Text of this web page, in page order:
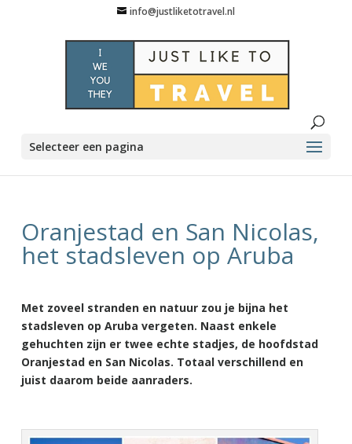
info@justliketotravel.nl
Selecteer een pagina
Oranjestad en San Nicolas,
het stadsleven op Aruba
Met zoveel stranden en natuur zou je bijna het
stadsleven op Aruba vergeten. Naast enkele
gehuchten zijn er twee echte stadjes, de hoofdstad
Oranjestad en San Nicolas. Totaal verschillend en
juist daarom beide aanraders.